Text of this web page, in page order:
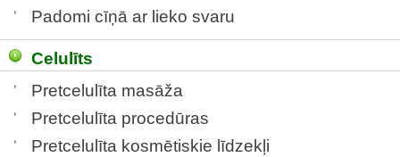
Padomi cīņā ar lieko svaru
Celulīts
Pretcelulīta masāža
Pretcelulīta procedūras
Pretcelulīta kosmētiskie līdzekļi